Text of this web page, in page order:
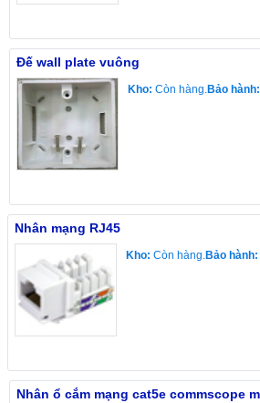
Đế wall plate vuông
Kho: Còn hàng.Bảo hành:
Nhân mạng RJ45
Kho: Còn hàng.Bảo hành:
Nhân ổ cắm mạng cat5e commscope